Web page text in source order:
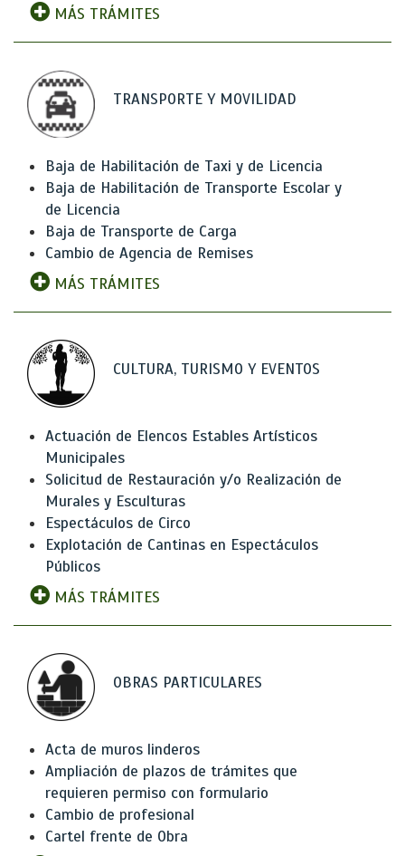
MÁS TRÁMITES
TRANSPORTE Y MOVILIDAD
Baja de Habilitación de Taxi y de Licencia
Baja de Habilitación de Transporte Escolar y
de Licencia
Baja de Transporte de Carga
Cambio de Agencia de Remises
MÁS TRÁMITES
CULTURA, TURISMO Y EVENTOS
Actuación de Elencos Estables Artísticos
Municipales
Solicitud de Restauración y/o Realización de
Murales y Esculturas
Espectáculos de Circo
Explotación de Cantinas en Espectáculos
Públicos
MÁS TRÁMITES
OBRAS PARTICULARES
Acta de muros linderos
Ampliación de plazos de trámites que
requieren permiso con formulario
Cambio de profesional
Cartel frente de Obra